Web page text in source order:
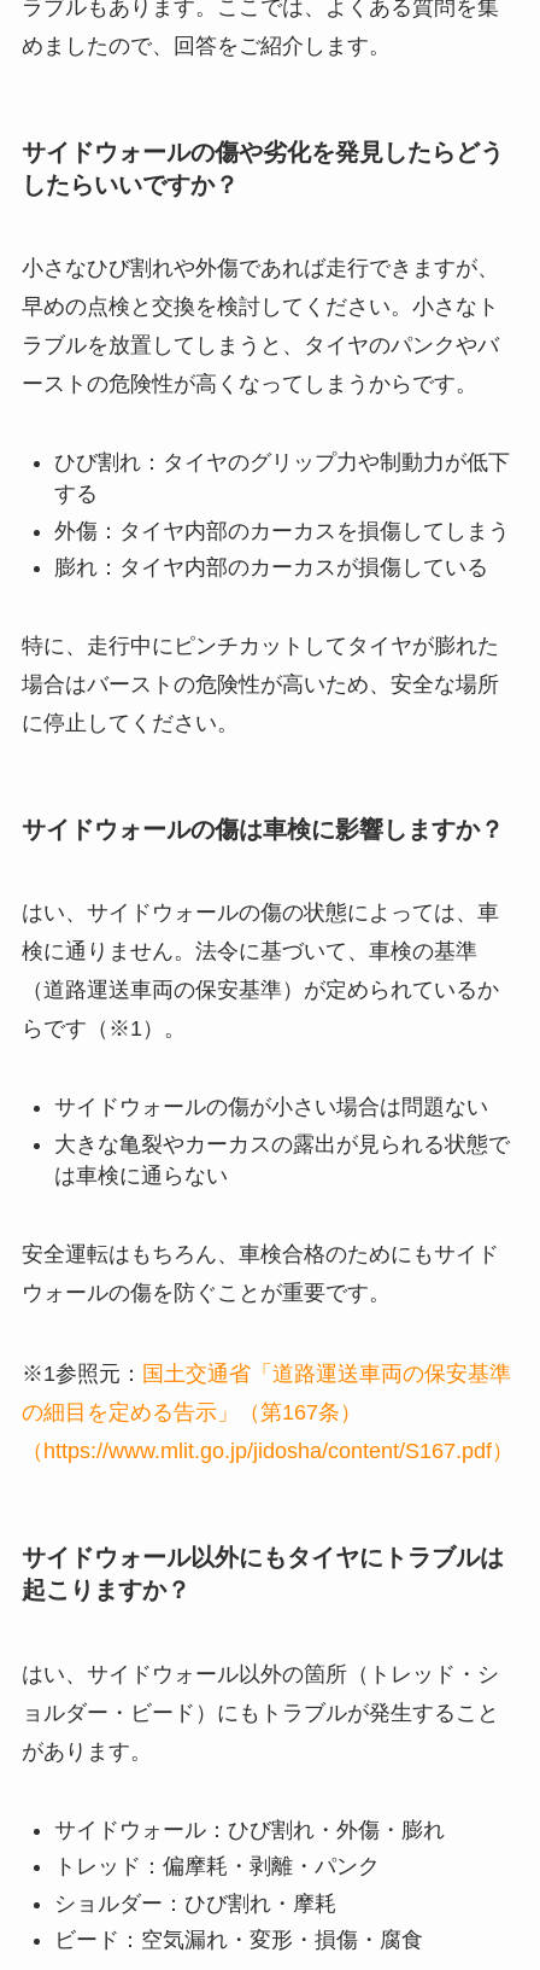
ラブルもあります。ここでは、よくある質問を集
めましたので、回答をご紹介します。
サイドウォールの傷や劣化を発見したらどう
したらいいですか？
小さなひび割れや外傷であれば走行できますが、
早めの点検と交換を検討してください。小さなト
ラブルを放置してしまうと、タイヤのパンクやバ
ーストの危険性が高くなってしまうからです。
ひび割れ：タイヤのグリップ力や制動力が低下
する
外傷：タイヤ内部のカーカスを損傷してしまう
膨れ：タイヤ内部のカーカスが損傷している
特に、走行中にピンチカットしてタイヤが膨れた
場合はバーストの危険性が高いため、安全な場所
に停止してください。
サイドウォールの傷は車検に影響しますか？
はい、サイドウォールの傷の状態によっては、車
検に通りません。法令に基づいて、車検の基準
（道路運送車両の保安基準）が定められているか
らです（※1）。
サイドウォールの傷が小さい場合は問題ない
大きな亀裂やカーカスの露出が見られる状態で
は車検に通らない
安全運転はもちろん、車検合格のためにもサイド
ウォールの傷を防ぐことが重要です。
※1参照元： 国土交通省「道路運送車両の保安基準
の細目を定める告示」（第167条）
（https://www.mlit.go.jp/jidosha/content/S167.pdf）
サイドウォール以外にもタイヤにトラブルは
起こりますか？
はい、サイドウォール以外の箇所（トレッド・シ
ョルダー・ビード）にもトラブルが発生すること
があります。
サイドウォール：ひび割れ・外傷・膨れ
トレッド：偏摩耗・剥離・パンク
ショルダー：ひび割れ・摩耗
ビード：空気漏れ・変形・損傷・腐食